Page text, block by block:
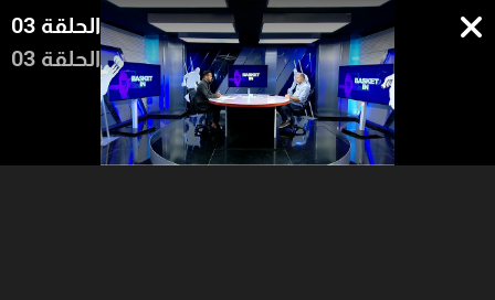
الحلقة 03
الحلقة 03